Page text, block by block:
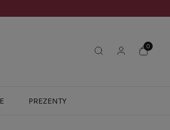
PREZENTY